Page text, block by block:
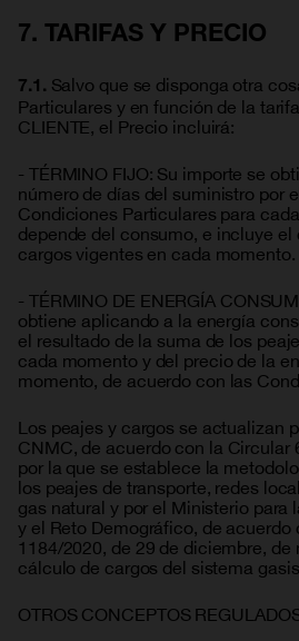
7. TARIFAS Y PRECIO
7.1. Salvo que se disponga otra
Particulares y en función de la
CLIENTE, el Precio incluirá:
- TÉRMINO FIJO: Su importe se
número de días del suministro por
Condiciones Particulares para
depende del consumo, e incluye
cargos vigentes en cada momento.
- TÉRMINO DE ENERGÍA
obtiene aplicando a la energía
el resultado de la suma de los
cada momento y del precio de la
momento, de acuerdo con las
Los peajes y cargos se actualizan
CNMC, de acuerdo con la Circular
por la que se establece la
los peajes de transporte, redes
gas natural y por el Ministerio
y el Reto Demográfico, de
1184/2020, de 29 de diciembre,
cálculo de cargos del sistema
OTROS CONCEPTOS